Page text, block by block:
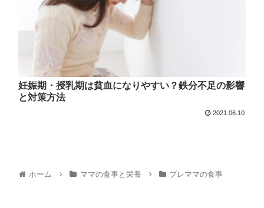
妊娠期・授乳期は貧血になりやすい？鉄分不足の影響
と対策方法
2021.06.10
ホーム ママの食事と栄養 プレママの食事